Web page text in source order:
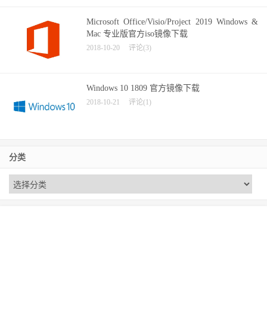
Microsoft Office/Visio/Project 2019 Windows &
Mac 专业版官方iso镜像下载
2018-10-20 评论(3)
Windows 10 1809 官方镜像下载
2018-10-21 评论(1)
分类